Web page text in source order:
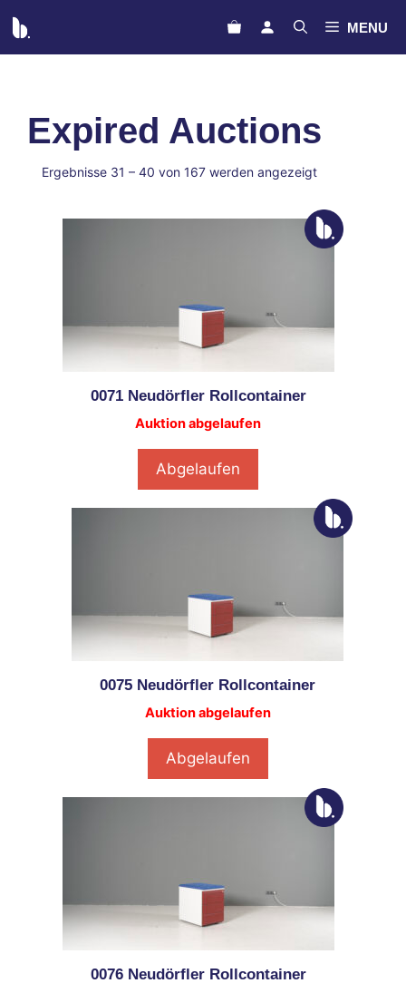
Inhalt
springen
MENU
Expired Auctions
Ergebnisse 31 – 40 von 167 werden angezeigtmeta_value
0071 Neudörfler Rollcontainer
Auktion abgelaufen
Abgelaufen
0075 Neudörfler Rollcontainer
Auktion abgelaufen
Abgelaufen
0076 Neudörfler Rollcontainer